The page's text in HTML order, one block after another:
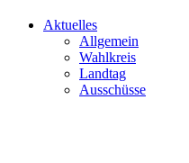
Aktuelles
Allgemein
Wahlkreis
Landtag
Ausschüsse